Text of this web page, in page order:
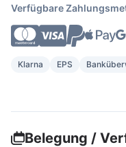
Verfügbare
Klarna EPS
Belegung /